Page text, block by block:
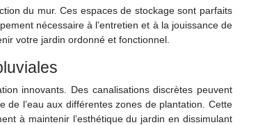
du mur. Ces espaces de stockage sont parfaits
nécessaire à l’entretien et à la jouissance de
votre jardin ordonné et fonctionnel.
innovants. Des canalisations discrètes peuvent
l’eau aux différentes zones de plantation. Cette
à maintenir l’esthétique du jardin en dissimulant